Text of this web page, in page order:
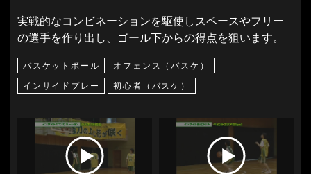
実戦的なコンビネーションを駆使しスペースやフリー
の選手を作り出し、ゴール下からの得点を狙います。
バスケットボール オフェンス（バスケ）
インサイドプレー 初心者（バスケ）